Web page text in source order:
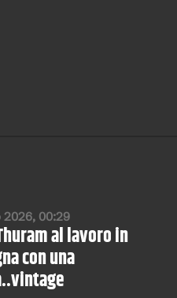
2026, 00:29
al lavoro in
con una